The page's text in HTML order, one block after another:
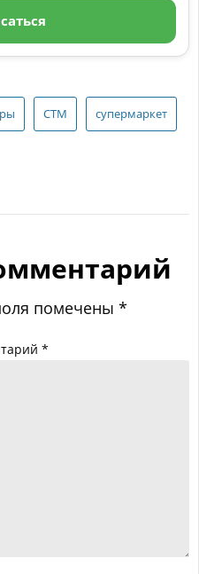
СТМ супермаркет
помечены *
*